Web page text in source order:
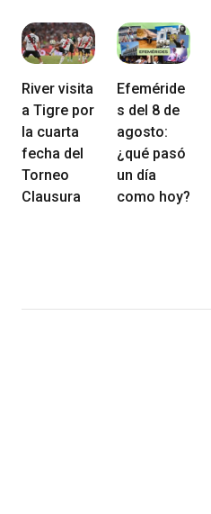
River visita
a Tigre por
la cuarta
fecha del
Torneo
Clausura
Efeméride
s del 8 de
agosto:
¿qué pasó
un día
como hoy?